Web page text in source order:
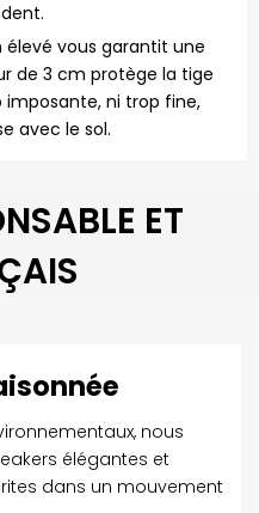
élevé vous garantit une
de 3 cm protège la tige
ni trop fine,
avec le sol.
ET
nous
élégantes et
dans un mouvement